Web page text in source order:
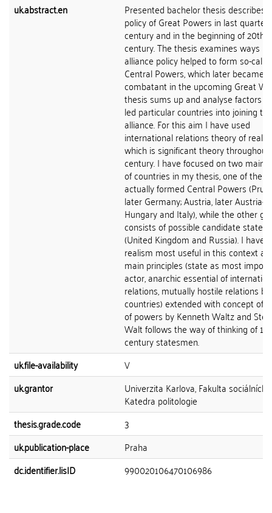
uk.abstract.en
Presented bachelor thesis describes
policy of Great Powers in last quarter
century and in the beginning of 20th
century. The thesis examines ways
alliance policy helped to form so-
Central Powers, which later became
combatant in the upcoming Great
thesis sums up and analyse factors
led particular countries into joining the
alliance. For this aim I have used
international relations theory of
which is significant theory
century. I have focused on two main
of countries in my thesis, one of them
actually formed Central Powers
later Germany; Austria, later Austria-
Hungary and Italy), while the other
consists of possible candidate states
(United Kingdom and Russia). I have
realism most useful in this context
main principles (state as most
actor, anarchic essential of
relations, mutually hostile relations
countries) extended with concept of
of powers by Kenneth Waltz and
Walt follows the way of thinking of
century statesmen.
uk.file-availability
V
uk.grantor
Univerzita Karlova, Fakulta sociálních
Katedra politologie
thesis.grade.code
3
uk.publication-place
Praha
dc.identifier.lisID
990020106470106986